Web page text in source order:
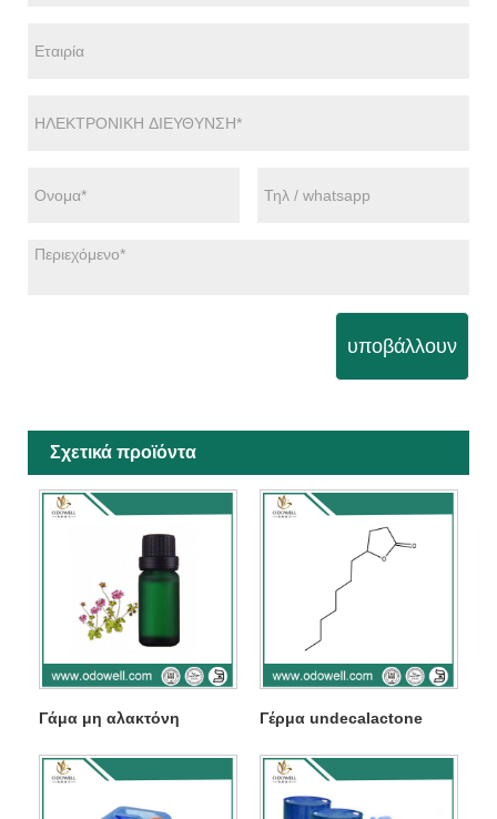
υποβάλλουν
Σχετικά προϊόντα
Γάμα μη αλακτόνη Γέρμα undecalactone